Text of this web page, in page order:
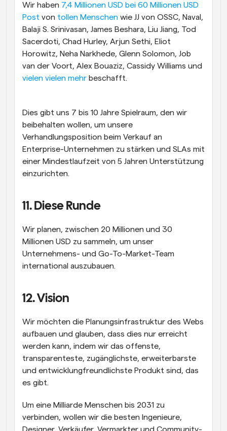
Wir haben 7,4 Millionen USD bei 60 Millionen USD
Post von tollen Menschen wie JJ von OSSC, Naval,
Balaji S. Srinivasan, James Beshara, Liu Jiang, Tod
Sacerdoti, Chad Hurley, Arjun Sethi, Eliot
Horowitz, Neha Narkhede, Glenn Solomon, Job
vielen vielen mehr beschafft.
Dies gibt uns 7 bis 10 Jahre Spielraum, den wir
beibehalten wollen, um unsere
Verhandlungsposition beim Verkauf an
Enterprise-Unternehmen zu stärken und SLAs mit
einer Mindestlaufzeit von 5 Jahren Unterstützung
einzurichten.
11. Diese Runde
Wir planen, zwischen 20 Millionen und 30
Millionen USD zu sammeln, um unser
Unternehmens- und Go-To-Market-Team
international auszubauen.
12. Vision
Wir möchten die Planungsinfrastruktur des Webs
aufbauen und glauben, dass dies nur erreicht
werden kann, indem wir das offenste,
transparenteste, zugänglichste, erweiterbarste
und entwicklungfreundlichste Produkt sind, das
es gibt.
Um eine Milliarde Menschen bis 2031 zu
verbinden, wollen wir die besten Ingenieure,
Designer, Verkäufer, Vermarkter und Community-